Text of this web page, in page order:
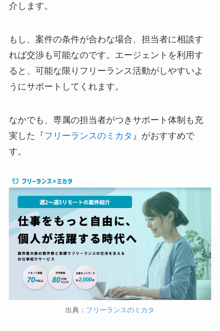
介します。
もし、案件の条件が合わな場合、担当者に相談す
れば交渉も可能なのです。エージェントを利用す
ると、可能な限りフリーランス活動がしやすいよ
うにサポートしてくれます。
なかでも、専属の担当者がつきサポート体制も充
実した『 フリーランスのミカタ 』がおすすめで
す。
出典： フリーランスのミカタ